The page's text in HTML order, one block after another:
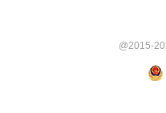
@2015-